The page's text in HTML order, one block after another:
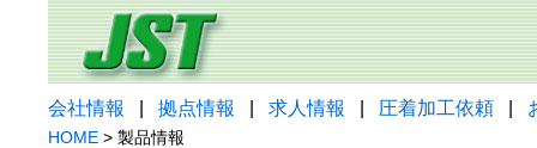
会社情報 拠点情報 求人情報 圧着加工依頼
HOME > 製品情報